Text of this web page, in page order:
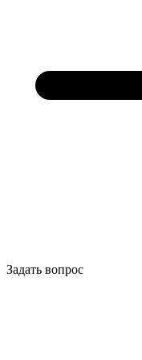
Задать вопрос